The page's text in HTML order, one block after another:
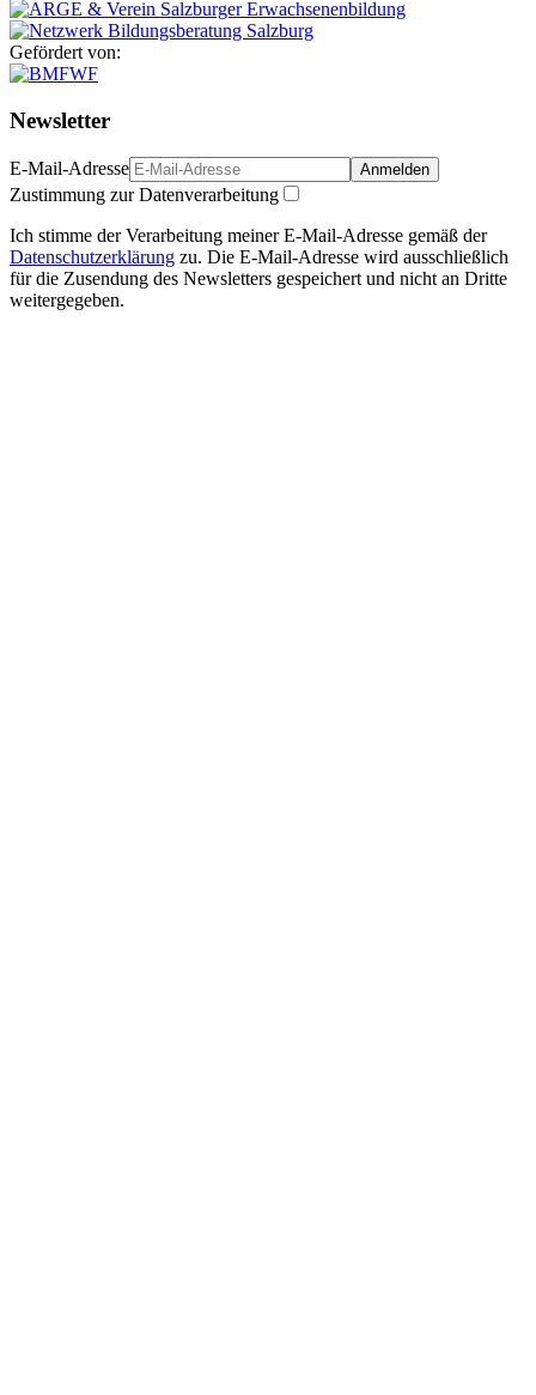
Gefördert von:
Newsletter
E-Mail-Adresse Anmelden
Zustimmung zur Datenverarbeitung
Ich stimme der Verarbeitung meiner E-Mail-Adresse gemäß der
Datenschutzerklärung zu. Die E-Mail-Adresse wird ausschließlich
für die Zusendung des Newsletters gespeichert und nicht an Dritte
weitergegeben.